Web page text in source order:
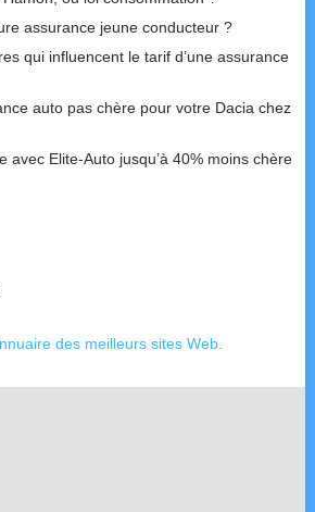
assurance jeune conducteur ?
qui influencent le tarif d’une assurance
auto pas chère pour votre Dacia chez
avec Elite-Auto jusqu’à 40% moins chère